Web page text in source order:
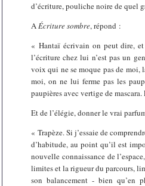
d’écriture, pouliche noire de quel
AÉcriture sombre, répond :
« Hantaï écrivain on peut dire,
l’écriture chez lui n’est pas un
voix qui ne se moque pas de moi,
moi, on ne lui ferme pas les
paupières avec vertige de
Et de l’élégie, donner le vrai
« Trapèze. Si j’essaie de
d’habitude, au point qu’il est
nouvelle connaissance de
limites et la rigueur du parcours,
son balancement - bien qu’en